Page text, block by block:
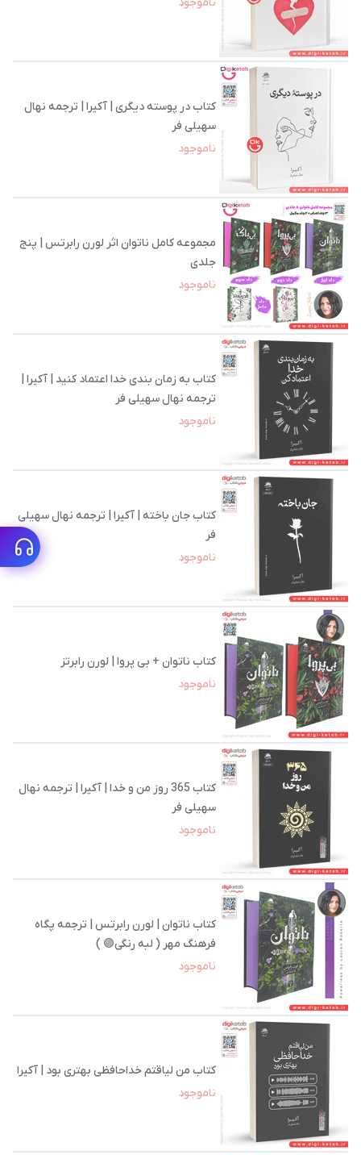
ناموجود
کتاب در پوسته دیگری | آکیرا | ترجمه نهال
سهیلی فر
ناموجود
مجموعه کامل ناتوان اثر لورن رابرتس | پنج
جلدی
ناموجود
کتاب به زمان بندی خدا اعتماد کنید | آکیرا |
ترجمه نهال سهیلی فر
ناموجود
کتاب جان باخته | آکیرا | ترجمه نهال سهیلی
فر
ناموجود
کتاب ناتوان + بی پروا | لورن رابرتز
ناموجود
کتاب 365 روز من و خدا | آکیرا | ترجمه نهال
سهیلی فر
ناموجود
کتاب ناتوان | لورن رابرتس | ترجمه پگاه
فرهنگ‌ مهر ( لبه رنگی🟣 )
ناموجود
کتاب من لیاقتم خداحافظی بهتری بود | آکیرا
ناموجود